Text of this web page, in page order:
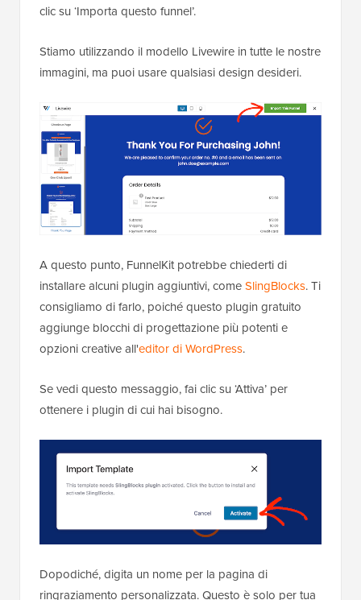
clic su ‘Importa questo funnel’.
Stiamo utilizzando il modello Livewire in tutte le nostre
immagini, ma puoi usare qualsiasi design desideri.
A questo punto, FunnelKit potrebbe chiederti di
installare alcuni plugin aggiuntivi, comeSlingBlocks. Ti
consigliamo di farlo, poiché questo plugin gratuito
aggiunge blocchi di progettazione più potenti e
opzioni creative all'editor di WordPress.
Se vedi questo messaggio, fai clic su ‘Attiva’ per
ottenere i plugin di cui hai bisogno.
Dopodiché, digita un nome per la pagina di
ringraziamento personalizzata. Questo è solo per tua